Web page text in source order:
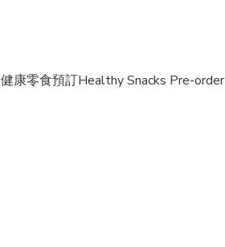
健康零食預訂Healthy Snacks Pre-order